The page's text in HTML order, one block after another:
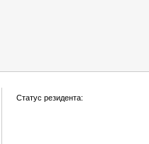
Статус резидента: